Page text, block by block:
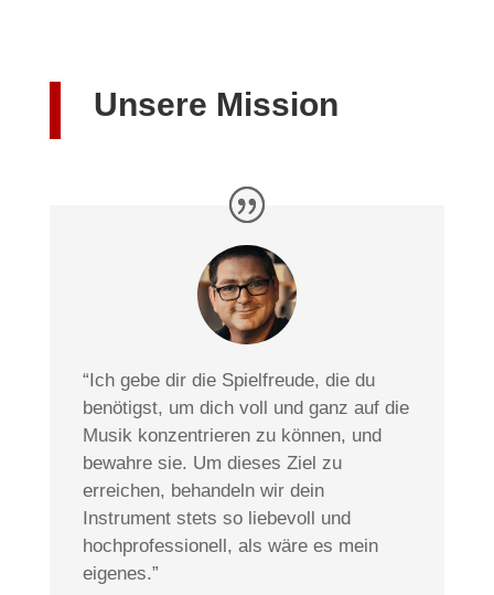
Unsere Mission
“Ich gebe dir die Spielfreude, die du
benötigst, um dich voll und ganz auf die
Musik konzentrieren zu können, und
bewahre sie. Um dieses Ziel zu
erreichen, behandeln wir dein
Instrument stets so liebevoll und
hochprofessionell, als wäre es mein
eigenes.”